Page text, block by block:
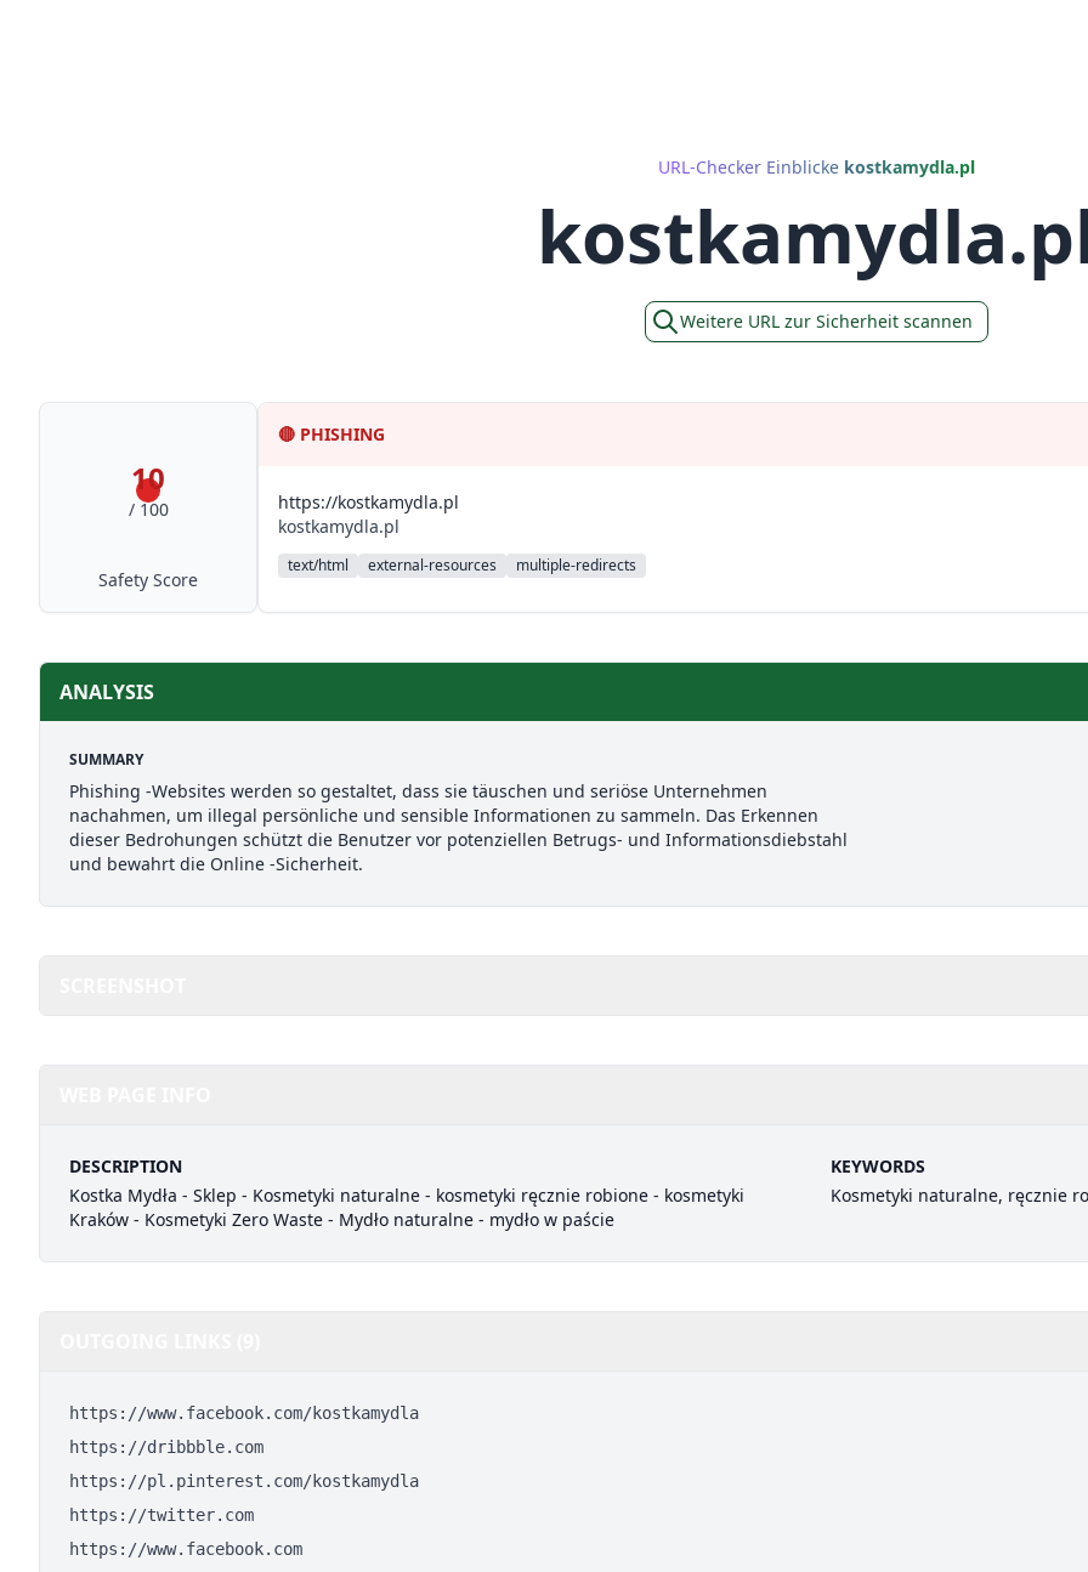
URL-Checker Einblicke kostkamydla.pl
Weitere URL zur Sicherheit scannen
10
/ 100
Safety Score
🔴 PHISHING
https://kostkamydla.pl
kostkamydla.pl
text/html external-resources multiple-redirects
ANALYSIS
SUMMARY
Phishing -Websites werden so gestaltet, dass sie täuschen und seriöse Unternehmen
nachahmen, um illegal persönliche und sensible Informationen zu sammeln. Das Erkennen
dieser Bedrohungen schützt die Benutzer vor potenziellen Betrugs- und Informationsdiebstahl
und bewahrt die Online -Sicherheit.
DESCRIPTION
Kostka Mydła - Sklep - Kosmetyki naturalne - kosmetyki ręcznie robione - kosmetyki
Kraków - Kosmetyki Zero Waste - Mydło naturalne - mydło w paście
KEYWORDS
Kosmetyki naturalne, ręcznie
https://www.facebook.com/kostkamydla
https://dribbble.com
https://pl.pinterest.com/kostkamydla
https://twitter.com
https://www.facebook.com